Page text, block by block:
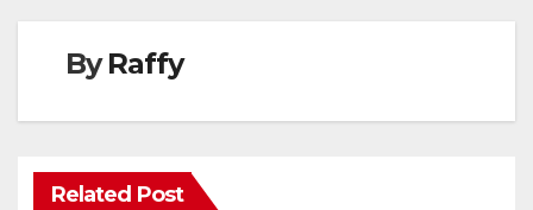
ByRaffy
Related Post